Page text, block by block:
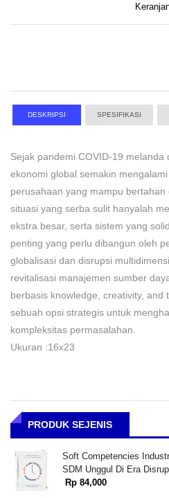
DESKRIPSI SPESIFIKASI
Sejak pandemi COVID-19 melanda
ekonomi global semakin
perusahaan yang mampu
situasi yang serba sulit hanyalah
ekstra besar, serta sistem yang
penting yang perlu dibangun oleh
globalisasi dan disrupsi
revitalisasi manajemen sumber
berbasis knowledge, creativity, and
sebuah opsi strategis untuk
kompleksitas permasalahan.
Ukuran :16x23
PRODUK SEJENIS
Soft Competencies
SDM Unggul Di Era
Rp 84,000